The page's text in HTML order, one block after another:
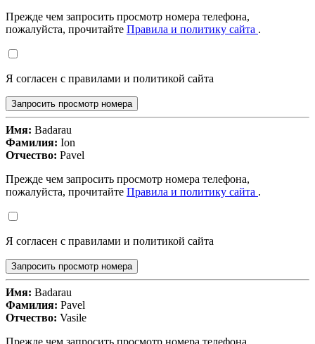
Прежде чем запросить просмотр номера телефона,
пожалуйста, прочитайте Правила и политику сайта .
Я согласен с правилами и политикой сайта
Запросить просмотр номера
Имя: Badarau
Фамилия: Ion
Отчество: Pavel
Прежде чем запросить просмотр номера телефона,
пожалуйста, прочитайте Правила и политику сайта .
Я согласен с правилами и политикой сайта
Запросить просмотр номера
Имя: Badarau
Фамилия: Pavel
Отчество: Vasile